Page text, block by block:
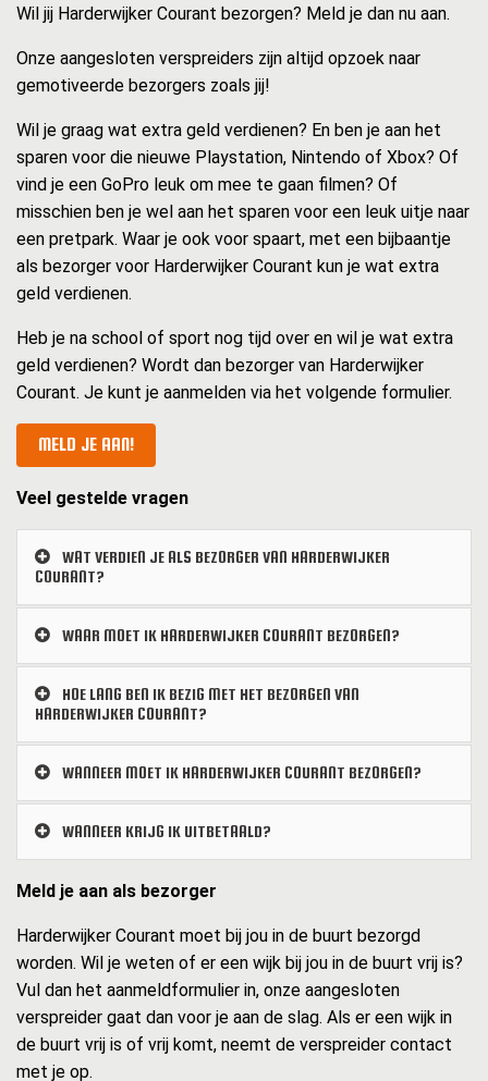
Wil jij Harderwijker Courant bezorgen? Meld je dan nu aan.
Onze aangesloten verspreiders zijn altijd opzoek naar
gemotiveerde bezorgers zoals jij!
Wil je graag wat extra geld verdienen? En ben je aan het
sparen voor die nieuwe Playstation, Nintendo of Xbox? Of
vind je een GoPro leuk om mee te gaan filmen? Of
misschien ben je wel aan het sparen voor een leuk uitje naar
een pretpark. Waar je ook voor spaart, met een bijbaantje
als bezorger voor Harderwijker Courant kun je wat extra
geld verdienen.
Heb je na school of sport nog tijd over en wil je wat extra
geld verdienen? Wordt dan bezorger van Harderwijker
Courant. Je kunt je aanmelden via het volgende formulier.
MELD JE AAN!
Veel gestelde vragen
WAT VERDIEN JE ALS BEZORGER VAN HARDERWIJKER
COURANT?
WAAR MOET IK HARDERWIJKER COURANT BEZORGEN?
HOE LANG BEN IK BEZIG MET HET BEZORGEN VAN
HARDERWIJKER COURANT?
WANNEER MOET IK HARDERWIJKER COURANT BEZORGEN?
WANNEER KRIJG IK UITBETAALD?
Meld je aan als bezorger
Harderwijker Courant moet bij jou in de buurt bezorgd
worden. Wil je weten of er een wijk bij jou in de buurt vrij is?
Vul dan het aanmeldformulier in, onze aangesloten
verspreider gaat dan voor je aan de slag. Als er een wijk in
de buurt vrij is of vrij komt, neemt de verspreider contact
met je op.